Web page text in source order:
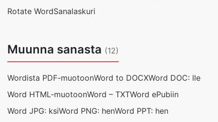
Rotate WordSanalaskuri
Muunna sanasta (12)
Wordista PDF-muotoonWord to DOCXWord DOC: lle
Word HTML-muotoonWord – TXTWord ePubiin
Word JPG: ksiWord PNG: henWord PPT: hen